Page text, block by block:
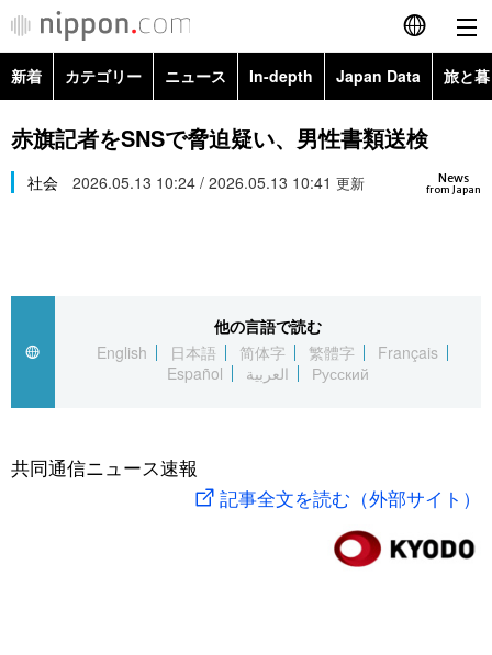
English
简体字
繁體字
العربية
社会
旅と暮らし
新着 カテゴリー ニュース In-depth Japan Data 旅と
政治・外交
経済・ビジネス
社会
文化
科学・技術
暮らし
Topics
Images
お知らせ
赤旗記者をSNSで脅迫疑い、男性書類送検
News
from Japan
社会 2026.05.13 10:24 / 2026.05.13 10:41 更新
他の言語で読む
English
日本語 简体字 繁體字
Français
Español
العربية Русский
共同通信ニュース速報
記事全文を読む（外部サイト）